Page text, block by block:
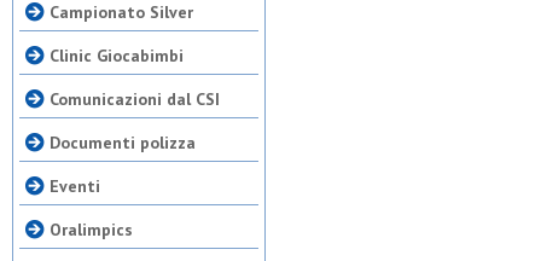
Campionato Silver
Clinic Giocabimbi
Comunicazioni dal CSI
Documenti polizza
Eventi
Oralimpics